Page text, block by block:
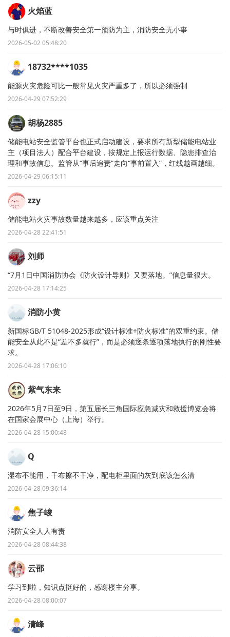
火焰蓝
与时俱进，不断改善安全第一预防为主，消防安全无小事
2026-05-02 05:48:20
18732****1035
能源火灾危险可比一般常见火灾严重多了，所以必须强制
2026-04-29 07:52:29
胡杨2885
储能电站安全监管平台也正式启动建设，要求所有新型储能电站业
主（项目法人）配合平台建设，按规定上报运行数据、隐患排查治
理和事故信息。监管从“事后追责”走向“事前置入”，红线越画越细。
2026-04-29 06:15:11
zzy
储能电站火灾事故数量越来越多，应该重点关注
2026-04-28 22:41:51
刘师
“7月1日中国消防协会《防火设计导则》又要落地。”信息量很大。
2026-04-28 17:14:25
消防小黄
新国标GB/T 51048-2025形成“设计标准+防火标准”的双重约束。储
能安全从此不是“差不多就行”，而是必须逐条逐项落地执行的刚性要
求。
2026-04-28 17:06:10
紫气东来
2026年5月7日至9日，第五届长三角国际应急减灾和救援博览会将
在国家会展中心（上海）举行。
2026-04-28 15:00:48
Q
湿布不能用，干布擦不干净，配电柜里面的灰到底该怎么清
2026-04-28 09:36:14
焦子峻
消防安全人人有责
2026-04-28 08:44:38
云邵
学习到啦，知识点挺好的，感谢楼主分享。
2026-04-28 08:00:07
清峰